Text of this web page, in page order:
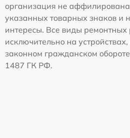
организация не
указанных товарных знаков и
интересы. Все виды ремонтных
исключительно на
законном гражданском обороте,
1487 ГК РФ.